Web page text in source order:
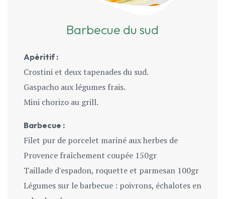
Barbecue du sud
Apéritif :
Crostini et deux tapenades du sud.
Gaspacho aux légumes frais.
Mini chorizo au grill.
Barbecue :
Filet pur de porcelet mariné aux herbes de
Provence fraîchement coupée 150gr
Taillade d'espadon, roquette et parmesan 100gr
Légumes sur le barbecue : poivrons, échalotes en